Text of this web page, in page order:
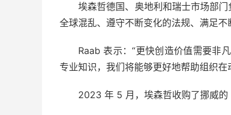
埃森哲德国、奥地利和瑞士市场部
全球混乱、遵守不断变化的法规、满足不
Raab 表示：“更快创造价值需要非
专业知识，我们将能够更好地帮助组织
2023 年 5 月，埃森哲收购了挪威的